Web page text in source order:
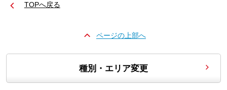
TOPへ戻る
ページの上部へ
種別・エリア変更